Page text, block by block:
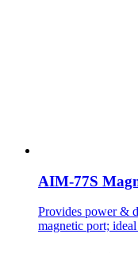
AIM-77S
Provides power &
magnetic port;